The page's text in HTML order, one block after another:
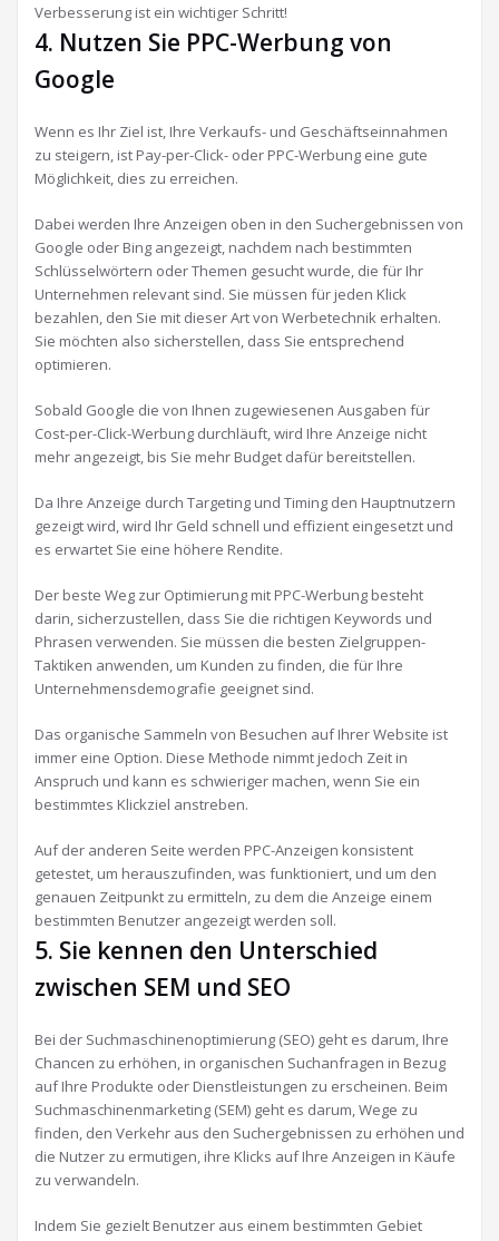
Verbesserung ist ein wichtiger Schritt!
4. Nutzen Sie PPC-Werbung von
Google
Wenn es Ihr Ziel ist, Ihre Verkaufs- und Geschäftseinnahmen
zu steigern, ist Pay-per-Click- oder PPC-Werbung eine gute
Möglichkeit, dies zu erreichen.
Dabei werden Ihre Anzeigen oben in den Suchergebnissen von
Google oder Bing angezeigt, nachdem nach bestimmten
Schlüsselwörtern oder Themen gesucht wurde, die für Ihr
Unternehmen relevant sind. Sie müssen für jeden Klick
bezahlen, den Sie mit dieser Art von Werbetechnik erhalten.
Sie möchten also sicherstellen, dass Sie entsprechend
optimieren.
Sobald Google die von Ihnen zugewiesenen Ausgaben für
Cost-per-Click-Werbung durchläuft, wird Ihre Anzeige nicht
mehr angezeigt, bis Sie mehr Budget dafür bereitstellen.
Da Ihre Anzeige durch Targeting und Timing den Hauptnutzern
gezeigt wird, wird Ihr Geld schnell und effizient eingesetzt und
es erwartet Sie eine höhere Rendite.
Der beste Weg zur Optimierung mit PPC-Werbung besteht
darin, sicherzustellen, dass Sie die richtigen Keywords und
Phrasen verwenden. Sie müssen die besten Zielgruppen-
Taktiken anwenden, um Kunden zu finden, die für Ihre
Unternehmensdemografie geeignet sind.
Das organische Sammeln von Besuchen auf Ihrer Website ist
immer eine Option. Diese Methode nimmt jedoch Zeit in
Anspruch und kann es schwieriger machen, wenn Sie ein
bestimmtes Klickziel anstreben.
Auf der anderen Seite werden PPC-Anzeigen konsistent
getestet, um herauszufinden, was funktioniert, und um den
genauen Zeitpunkt zu ermitteln, zu dem die Anzeige einem
bestimmten Benutzer angezeigt werden soll.
5. Sie kennen den Unterschied
zwischen SEM und SEO
Bei der Suchmaschinenoptimierung (SEO) geht es darum, Ihre
Chancen zu erhöhen, in organischen Suchanfragen in Bezug
auf Ihre Produkte oder Dienstleistungen zu erscheinen. Beim
Suchmaschinenmarketing (SEM) geht es darum, Wege zu
finden, den Verkehr aus den Suchergebnissen zu erhöhen und
die Nutzer zu ermutigen, ihre Klicks auf Ihre Anzeigen in Käufe
zu verwandeln.
Indem Sie gezielt Benutzer aus einem bestimmten Gebiet